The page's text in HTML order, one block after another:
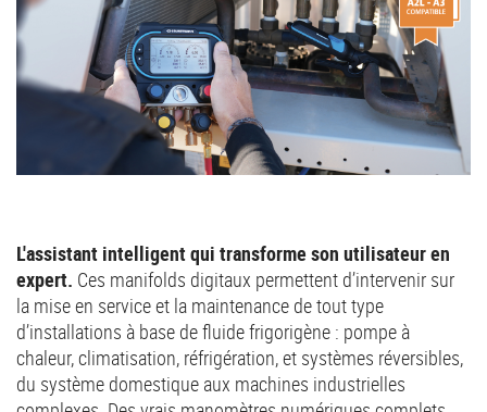
L'assistant intelligent qui transforme son utilisateur en
expert. Ces manifolds digitaux permettent d’intervenir sur
la mise en service et la maintenance de tout type
d’installations à base de fluide frigorigène : pompe à
chaleur, climatisation, réfrigération, et systèmes réversibles,
du système domestique aux machines industrielles